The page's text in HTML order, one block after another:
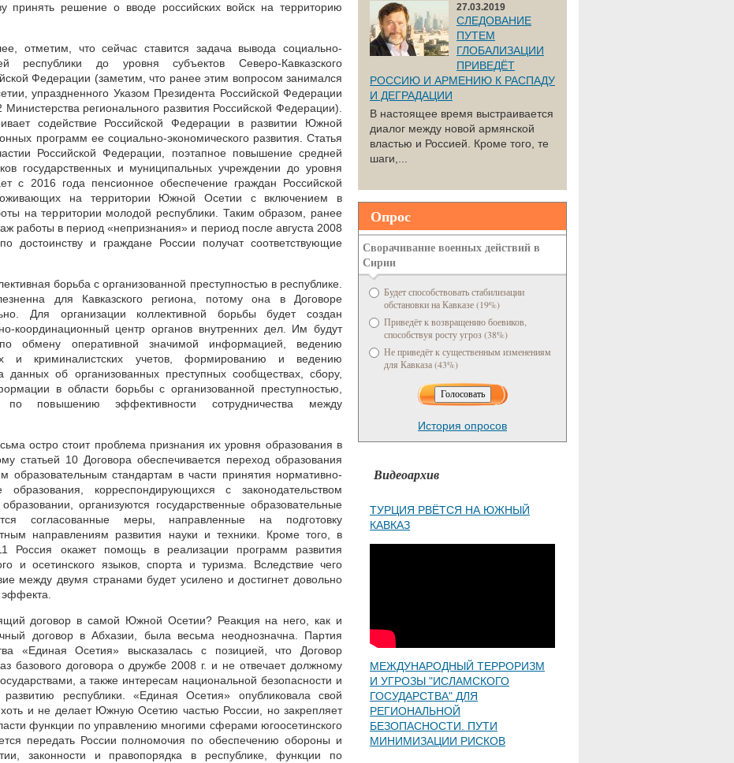
принять решение о вводе российских войск на территорию
отметим, что сейчас ставится задача вывода социально-
республики до уровня субъектов Северо-Кавказского
Федерации (заметим, что ранее этим вопросом занимался
упраздненного Указом Президента Российской Федерации
регионального развития Российской Федерации).
содействие Российской Федерации в развитии Южной
программ ее социально-экономического развития. Статья
Российской Федерации, поэтапное повышение средней
государственных и муниципальных учреждении до уровня
с 2016 года пенсионное обеспечение граждан Российской
на территории Южной Осетии с включением в
на территории молодой республики. Таким образом, ранее
работы в период «непризнания» и период после августа 2008
достоинству и граждане России получат соответствующие
борьба с организованной преступностью в республике.
для Кавказского региона, потому она в Договоре
Для организации коллективной борьбы будет создан
координационный центр органов внутренних дел. Им будут
по обмену оперативной значимой информацией, ведению
и криминалистских учетов, формированию и ведению
данных об организованных преступных сообществах, сбору,
в области борьбы с организованной преступностью,
по повышению эффективности сотрудничества между
остро стоит проблема признания их уровня образования в
статьей 10 Договора обеспечивается переход образования
образовательным стандартам в части принятия нормативно-
корреспондирующихся с законодательством
организуются государственные образовательные
согласованные меры, направленные на подготовку
направлениям развития науки и техники. Кроме того, в
Россия окажет помощь в реализации программ развития
и осетинского языков, спорта и туризма. Вследствие чего
между двумя странами будет усилено и достигнет довольно
эффекта.
договор в самой Южной Осетии? Реакция на него, как и
договор в Абхазии, была весьма неоднозначна. Партия
«Единая Осетия» высказалась с позицией, что Договор
базового договора о дружбе 2008 г. и не отвечает должному
а также интересам национальной безопасности и
развитию республики. «Единая Осетия» опубликовала свой
хоть и не делает Южную Осетию частью России, но закрепляет
функции по управлению многими сферами югоосетинского
передать России полномочия по обеспечению обороны и
законности и правопорядка в республике, функции по
27.03.2019
СЛЕДОВАНИЕ
ПУТЕМ
ГЛОБАЛИЗАЦИИ
ПРИВЕДЁТ
РОССИЮ И АРМЕНИЮ К РАСПАДУ
И ДЕГРАДАЦИИ
В настоящее время выстраивается
диалог между новой армянской
властью и Россией. Кроме того, те
шаги,...
Опрос
Сворачивание военных действий в
Сирии
Будет способствовать стабилизации
обстановки на Кавказе (19%)
Приведёт к возвращению боевиков,
способствуя росту угроз (38%)
Не приведёт к существенным изменениям
для Кавказа (43%)
История опросов
Видеоархив
ТУРЦИЯ РВЁТСЯ НА ЮЖНЫЙ
КАВКАЗ
МЕЖДУНАРОДНЫЙ ТЕРРОРИЗМ
И УГРОЗЫ "ИСЛАМСКОГО
ГОСУДАРСТВА" ДЛЯ
РЕГИОНАЛЬНОЙ
БЕЗОПАСНОСТИ. ПУТИ
МИНИМИЗАЦИИ РИСКОВ